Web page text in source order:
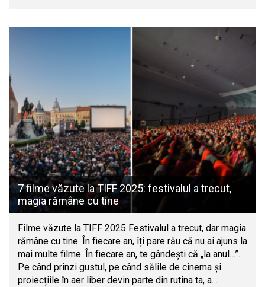
7 filme văzute la TIFF 2025: festivalul a trecut,
magia rămâne cu tine
Filme văzute la TIFF 2025 Festivalul a trecut, dar magia
rămâne cu tine. În fiecare an, îți pare rău că nu ai ajuns la
mai multe filme. În fiecare an, te gândești că „la anul…”.
Pe când prinzi gustul, pe când sălile de cinema și
proiecțiile în aer liber devin parte din rutina ta, a…